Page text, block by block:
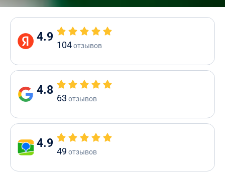
4.9
104отзывов
4.8
63 отзывов
4.9
49 отзывов